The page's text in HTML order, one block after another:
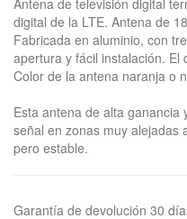
Antena de televisión digital
digital de la LTE. Antena de
Fabricada en aluminio, con
apertura y fácil instalación. El
Color de la antena naranja o
Esta antena de alta
señal en zonas muy alejadas
pero estable.
Garantía de devolución 30